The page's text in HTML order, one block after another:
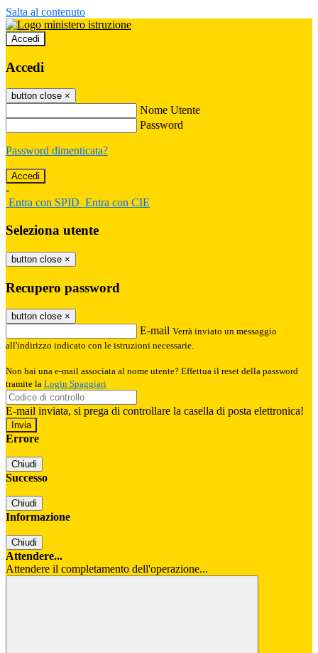
Salta al contenuto
Accedi
Accedi
button close ×
Nome Utente
Password
Password dimenticata?
-
Entra con SPID Entra con CIE
Seleziona utente
button close ×
Recupero password
button close ×
E-mail Verrà inviato un messaggio
all'indirizzo indicato con le istruzioni necessarie.
Non hai una e-mail associata al nome utente? Effettua il reset della password
tramite la Login Spaggiari
E-mail inviata, si prega di controllare la casella di posta elettronica!
Errore
Chiudi
Successo
Chiudi
Informazione
Chiudi
Attendere...
Attendere il completamento dell'operazione...